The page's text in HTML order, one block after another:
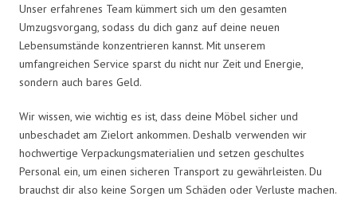
Unser erfahrenes Team kümmert sich um den gesamten
Umzugsvorgang, sodass du dich ganz auf deine neuen
Lebensumstände konzentrieren kannst. Mit unserem
umfangreichen Service sparst du nicht nur Zeit und Energie,
sondern auch bares Geld.
Wir wissen, wie wichtig es ist, dass deine Möbel sicher und
unbeschadet am Zielort ankommen. Deshalb verwenden wir
hochwertige Verpackungsmaterialien und setzen geschultes
Personal ein, um einen sicheren Transport zu gewährleisten. Du
brauchst dir also keine Sorgen um Schäden oder Verluste machen.